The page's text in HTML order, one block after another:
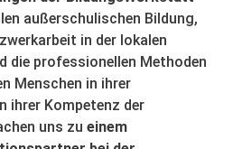
außerschulischen Bildung,
in der lokalen
die professionellen Methoden
Menschen in ihrer
ihrer Kompetenz der
uns zueinem